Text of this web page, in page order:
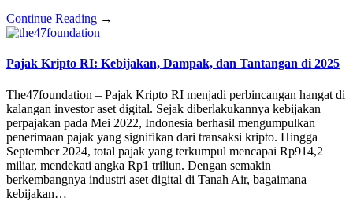
Continue Reading →
Pajak Kripto RI: Kebijakan, Dampak, dan Tantangan di 2025
The47foundation – Pajak Kripto RI menjadi perbincangan hangat di
kalangan investor aset digital. Sejak diberlakukannya kebijakan
perpajakan pada Mei 2022, Indonesia berhasil mengumpulkan
penerimaan pajak yang signifikan dari transaksi kripto. Hingga
September 2024, total pajak yang terkumpul mencapai Rp914,2
miliar, mendekati angka Rp1 triliun. Dengan semakin
berkembangnya industri aset digital di Tanah Air, bagaimana
kebijakan…